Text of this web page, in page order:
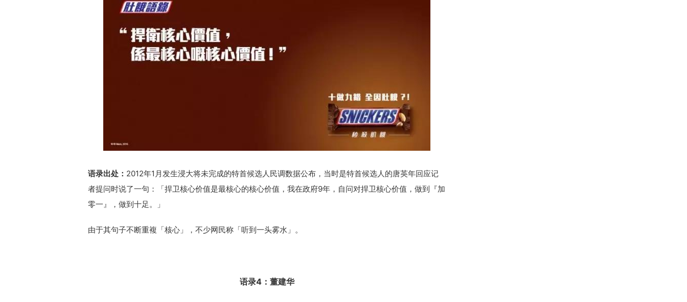
语录出处： 2012年1月发生浸大将未完成的特首候选人民调数据公布，当时是特首候选人的唐英年回应记
者提问时说了一句：「捍卫核心价值是最核心的核心价值，我在政府9年，自问对捍卫核心价值，做到『加
零一』，做到十足。」
由于其句子不断重複「核心」，不少网民称「听到一头雾水」。
语录4：董建华